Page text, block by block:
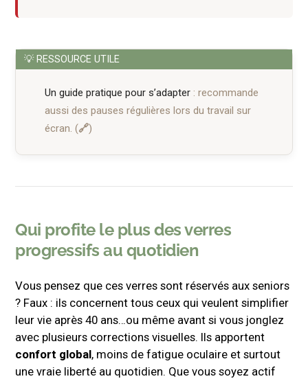
Un guide pratique pour s’adapter : recommande
aussi des pauses régulières lors du travail sur
écran.
Qui profite le plus des verres
progressifs au quotidien
Vous pensez que ces verres sont réservés aux seniors
? Faux : ils concernent tous ceux qui veulent simplifier
leur vie après 40 ans…ou même avant si vous jonglez
avec plusieurs corrections visuelles. Ils apportent
confort global, moins de fatigue oculaire et surtout
une vraie liberté au quotidien. Que vous soyez actif